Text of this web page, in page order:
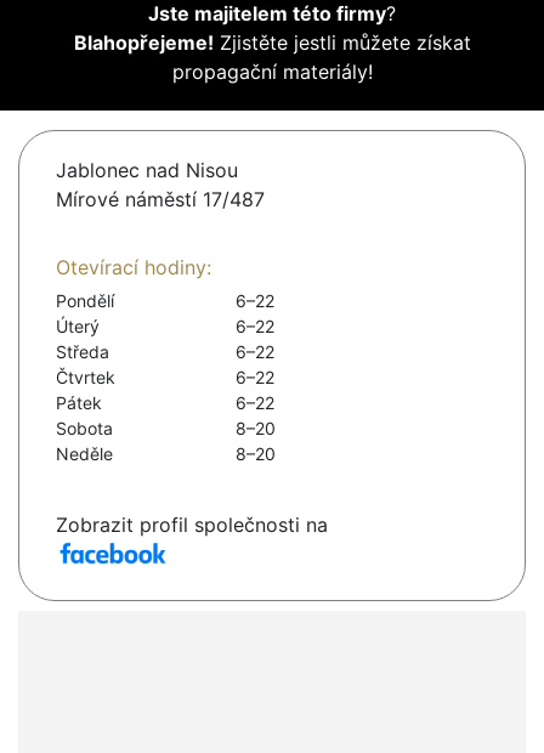
Jste majitelem této firmy?
Blahopřejeme! Zjistěte jestli můžete získat
propagační materiály!
Jablonec nad Nisou
Mírové náměstí 17/487
Otevírací hodiny:
Pondělí
6–22
Úterý
6–22
Středa
6–22
Čtvrtek
6–22
Pátek
6–22
Sobota
8–20
Neděle
8–20
Zobrazit profil společnosti na